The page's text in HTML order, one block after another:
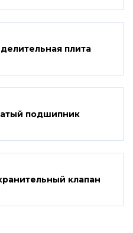
плита
подшипник
клапан